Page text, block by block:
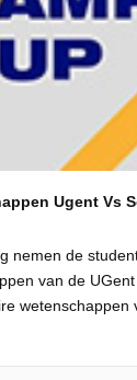
nemen de
van de
wetenschappen